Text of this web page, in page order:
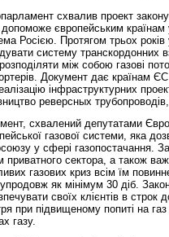
схвалив проект
європейським країнам
Росією. Протягом трьох
систему транскордонних
між собою газові
Документ дає країнам
інфраструктурних
реверсных
схвалений депутатами
газової системи, яка
у сфері газопостачання.
приватного сектора, а також
газових криз всім їм
як мінімум 30 діб.
своїх клієнтів в строк
при підвищеному попиті на
газу.